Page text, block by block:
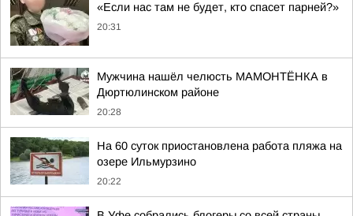
«Если нас там не будет, кто спасет парней?»
20:31
Мужчина нашёл челюсть МАМОНТЁНКА в
Дюртюлинском районе
20:28
На 60 суток приостановлена работа пляжа на
озере Ильмурзино
20:22